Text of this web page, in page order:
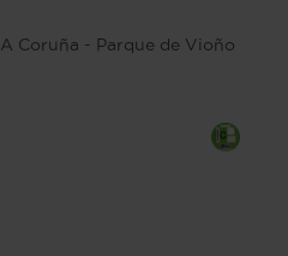
A Coruña - Parque de Vioño